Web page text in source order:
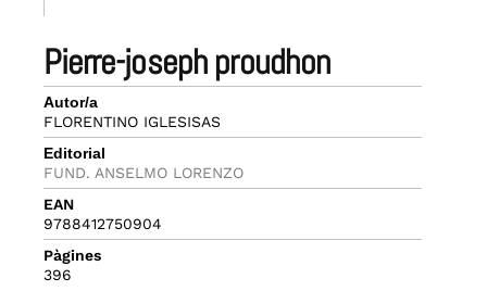
pierre-joseph proudhon
Autor/a
FLORENTINO IGLESISAS
Editorial
FUND. ANSELMO LORENZO
EAN
9788412750904
Pàgines
396